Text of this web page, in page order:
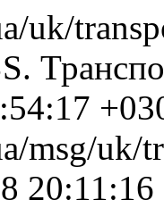
uk/
msg/uk/
20:11:16